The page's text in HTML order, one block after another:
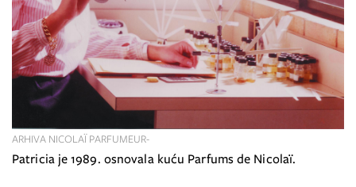
Patricia je 1989. osnovala kuću Parfums de Nicolaï.
ARHIVA NICOLAÏ PARFUMEUR-